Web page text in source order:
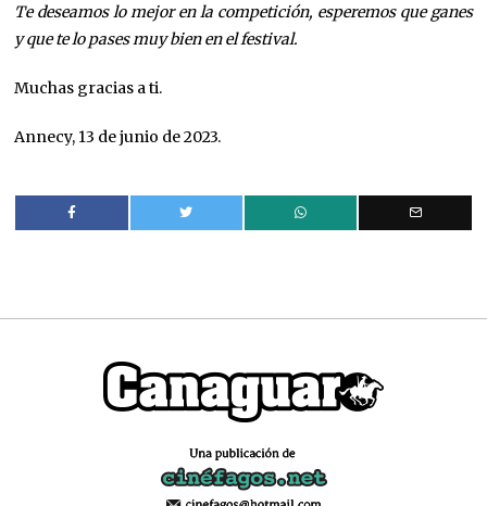
Te deseamos lo mejor en la competición, esperemos que ganes
y que te lo pases muy bien en el festival.
Muchas gracias a ti.
Annecy, 13 de junio de 2023.